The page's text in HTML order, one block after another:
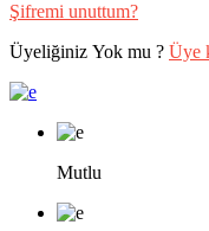
Şifremi unuttum?
Üyeliğiniz Yok mu ? Üye
Mutlu